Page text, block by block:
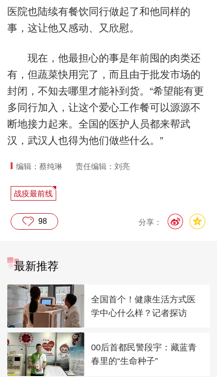
医院也陆续有餐饮同行做起了和他同样的
事，这让他又感动、又欣慰。
现在，他最担心的事是年前囤的肉类还
有，但蔬菜快用完了，而且由于批发市场的
封闭，不知去哪里才能补到货。“希望能有更
多同行加入，让这个爱心工作餐可以源源不
断地接力起来。全国的医护人员都来帮武
汉，武汉人也得为他们做些什么。”
编辑：蔡纯琳 责任编辑：刘亮
战疫最前线
分享：
98
最新推荐
全国首个！健康生活方式医
学中心什么样？记者探访
00后首都民警段宇：藏蓝青
春里的“生命种子”